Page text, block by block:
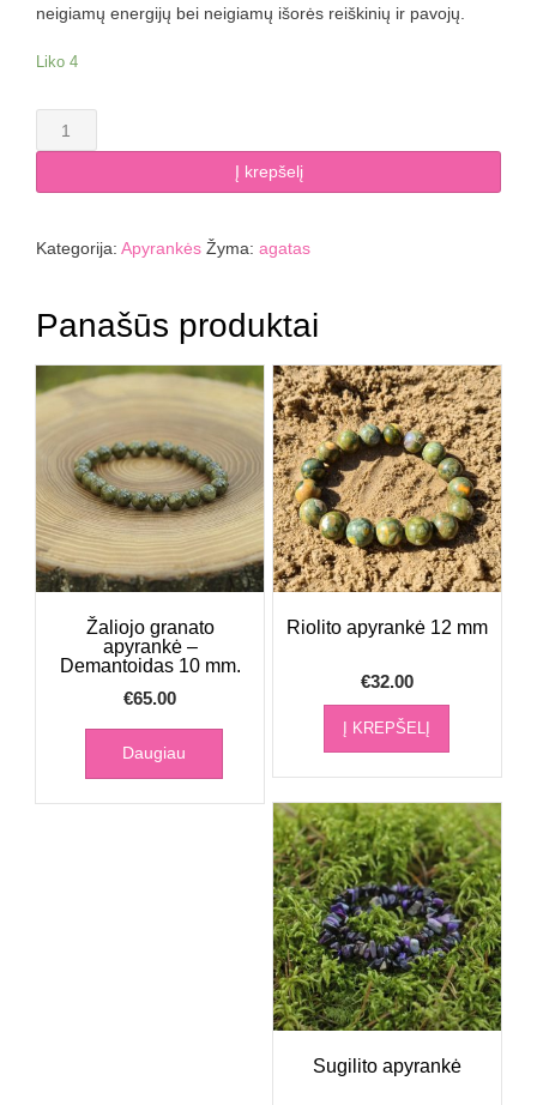
neigiamų energijų bei neigiamų išorės reiškinių ir pavojų.
Liko 4
produkto
kiekis:
apyrankė
mm
Į krepšelį
Kategorija: Apyrankės Žyma: agatas
Panašūs produktai
Žaliojo granato
apyrankė –
Demantoidas 10 mm.
€65.00
Daugiau
Riolito apyrankė 12 mm
€32.00
Į KREPŠELĮ
Sugilito apyrankė